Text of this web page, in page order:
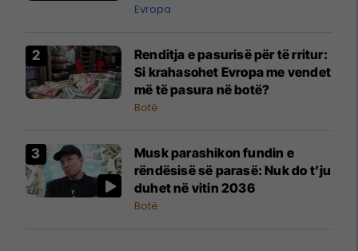
Evropa
Renditja e pasurisë për të rritur:
Si krahasohet Evropa me vendet
më të pasura në botë?
Botë
Musk parashikon fundin e
rëndësisë së parasë: Nuk do t’ju
duhet në vitin 2036
Botë